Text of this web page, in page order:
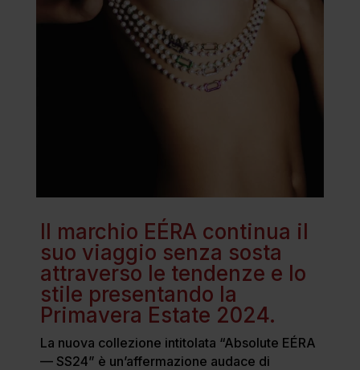
Il marchio EÉRA continua il
suo viaggio senza sosta
attraverso le tendenze e lo
stile presentando la
Primavera Estate 2024.
La nuova collezione intitolata “Absolute EÉRA
— SS24” è un’affermazione audace di